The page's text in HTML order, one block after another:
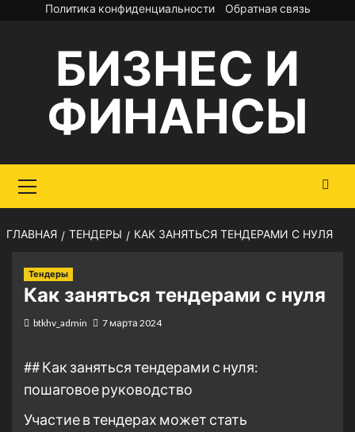
Перейти
содержимому
Политика конфиденциальности Обратная связь
БИЗНЕС И
ФИНАНСЫ
меню
ГЛАВНАЯ ТЕНДЕРЫ КАК ЗАНЯТЬСЯ ТЕНДЕРАМИ С НУЛЯ
Тендеры
Как заняться тендерами с нуля
btkhv_admin 7 марта 2024
## Как заняться тендерами с нуля:
пошаговое руководство
Участие в тендерах может стать